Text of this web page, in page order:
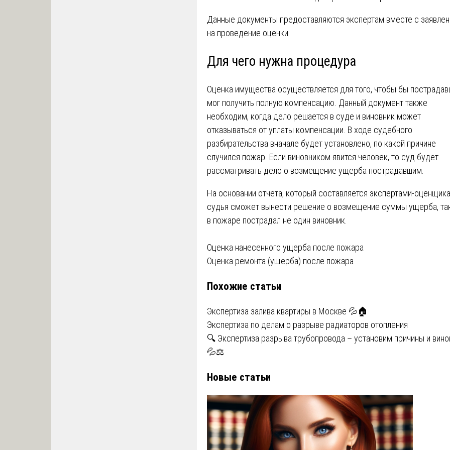
Данные документы предоставляются экспертам вместе с
на проведение оценки.
Для чего нужна процедура
Оценка имущества осуществляется для того, чтобы бы
мог получить полную компенсацию. Данный документ также
необходим, когда дело решается в суде и виновник может
отказываться от уплаты компенсации. В ходе судебного
разбирательства вначале будет установлено, по какой причине
случился пожар. Если виновником явится человек, то суд будет
рассматривать дело о возмещение ущерба пострадавшим.
На основании отчета, который составляется экспертами-
судья сможет вынести решение о возмещение суммы ущерба,
в пожаре пострадал не один виновник.
Навигация
по
записям
Оценка нанесенного ущерба после пожара
Оценка ремонта (ущерба) после пожара
Похожие статьи
Экспертиза залива квартиры в Москве 💦🏠
Экспертиза по делам о разрыве радиаторов отопления
🔍 Экспертиза разрыва трубопровода – установим причины и
💦⚖️
Новые статьи